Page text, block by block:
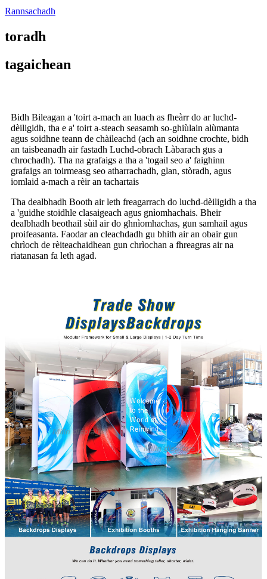
Rannsachadh
toradh
tagaichean
Bidh Bileagan a 'toirt a-mach an luach as fheàrr do ar luchd-
dèiligidh, tha e a' toirt a-steach seasamh so-ghiùlain alùmanta
agus soidhne teann de chàileachd (ach an soidhne crochte, bidh
an taisbeanadh air fastadh Luchd-obrach Làbarach gus a
chrochadh). Tha na grafaigs a tha a 'togail seo a' faighinn
grafaigs an toirmeasg seo atharrachadh, glan, stòradh, agus
iomlaid a-mach a rèir an tachartais
Tha dealbhadh Booth air leth freagarrach do luchd-dèiligidh a tha
a 'guidhe stoidhle clasaigeach agus gnìomhachais. Bheir
dealbhadh beothail sùil air do ghnìomhachas, gun samhail agus
proifeasanta. Faodar an cleachdadh gu bhith air an obair gun
chrìoch de rèiteachaidhean gun chrìochan a fhreagras air na
riatanasan fa leth agad.